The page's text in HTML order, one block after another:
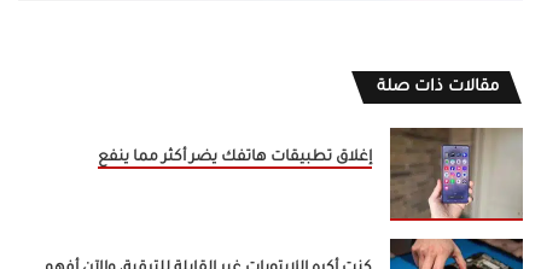
مقالات ذات صلة
إغلاق تطبيقات هاتفك يضر أكثر مما ينفع